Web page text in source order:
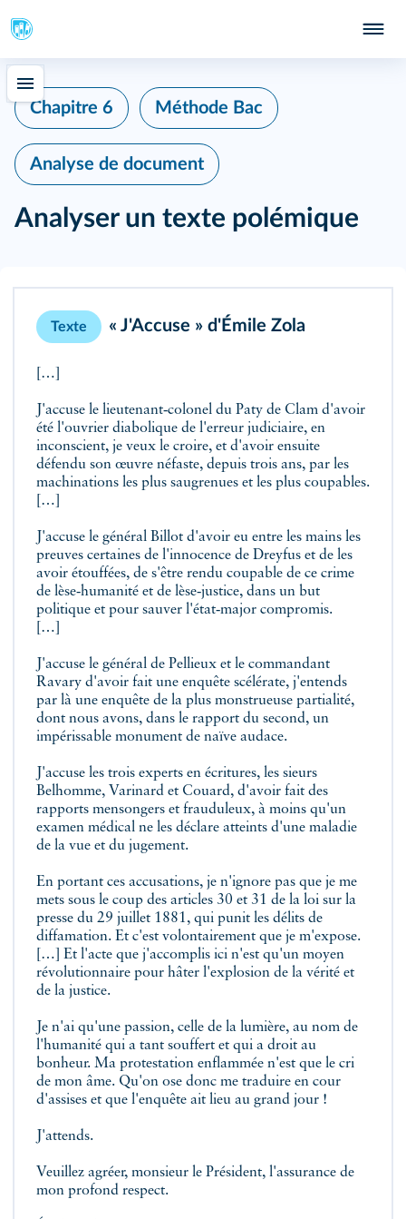
Chapitre 6 Méthode Bac
Analyse de document
Analyser un texte polémique
Texte « J'Accuse » d'Émile Zola
[…]
J'accuse le lieutenant‑colonel du Paty de Clam d'avoir
été l'ouvrier diabolique de l'erreur judiciaire, en
inconscient, je veux le croire, et d'avoir ensuite
défendu son œuvre néfaste, depuis trois ans, par les
machinations les plus saugrenues et les plus coupables.
[…]
J'accuse le général Billot d'avoir eu entre les mains les
preuves certaines de l'innocence de Dreyfus et de les
avoir étouffées, de s'être rendu coupable de ce crime
de lèse‑humanité et de lèse‑justice, dans un but
politique et pour sauver l'état‑major compromis.
[…]
J'accuse le général de Pellieux et le commandant
Ravary d'avoir fait une enquête scélérate, j'entends
par là une enquête de la plus monstrueuse partialité,
dont nous avons, dans le rapport du second, un
impérissable monument de naïve audace.
J'accuse les trois experts en écritures, les sieurs
Belhomme, Varinard et Couard, d'avoir fait des
rapports mensongers et frauduleux, à moins qu'un
examen médical ne les déclare atteints d'une maladie
de la vue et du jugement.
En portant ces accusations, je n'ignore pas que je me
mets sous le coup des articles 30 et 31 de la loi sur la
presse du 29 juillet 1881, qui punit les délits de
diffamation. Et c'est volontairement que je m'expose.
[…] Et l'acte que j'accomplis ici n'est qu'un moyen
révolutionnaire pour hâter l'explosion de la vérité et
de la justice.
Je n'ai qu'une passion, celle de la lumière, au nom de
l'humanité qui a tant souffert et qui a droit au
bonheur. Ma protestation enflammée n'est que le cri
de mon âme. Qu'on ose donc me traduire en cour
d'assises et que l'enquête ait lieu au grand jour !
J'attends.
Veuillez agréer, monsieur le Président, l'assurance de
mon profond respect.